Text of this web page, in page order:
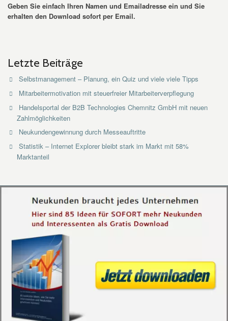
Geben Sie einfach Ihren Namen und Emailadresse ein und Sie
erhalten den Download sofort per Email.
Letzte Beiträge
Selbstmanagement – Planung, ein Quiz und viele viele Tipps
Mitarbeitermotivation mit steuerfreier Mitarbeiterverpflegung
Handelsportal der B2B Technologies Chemnitz GmbH mit neuen
Zahlmöglichkeiten
Neukundengewinnung durch Messeauftritte
Statistik – Internet Explorer bleibt stark im Markt mit 58%
Marktanteil